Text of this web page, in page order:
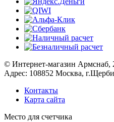
© Интернет-магазин Армснаб,
Адрес: 108852 Москва,
Контакты
Карта сайта
Место для счетчика